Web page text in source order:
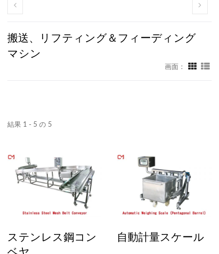
搬送、リフティング＆フィーディング
マシン
画面：
結果 1 - 5 の 5
ステンレス鋼コン
ベヤ
自動計量スケール